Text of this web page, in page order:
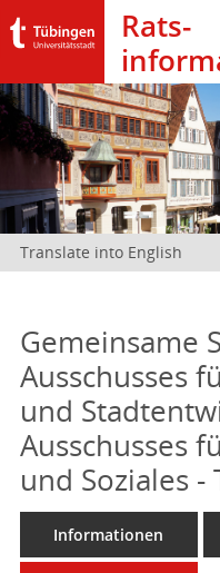
Rats­
Translate into English
Gemeinsame
Ausschusses
und
Ausschusses
und Soziales
Informationen